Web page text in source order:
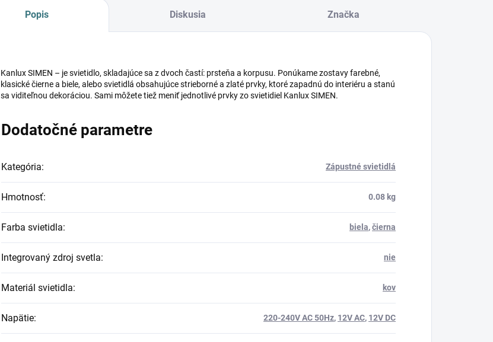
Popis Diskusia Značka
Kanlux SIMEN – je svietidlo, skladajúce sa z dvoch častí: prsteňa a korpusu. Ponúkame zostavy farebné,
klasické čierne a biele, alebo svietidlá obsahujúce strieborné a zlaté prvky, ktoré zapadnú do interiéru a stanú
sa viditeľnou dekoráciou. Sami môžete tiež meniť jednotlivé prvky zo svietidiel Kanlux SIMEN.
Dodatočné parametre
Kategória: Zápustné svietidlá
Hmotnosť: 0.08 kg
Farba svietidla: biela,čierna
Integrovaný zdroj svetla: nie
Materiál svietidla: kov
Napätie: 220-240V AC 50Hz, 12V AC, 12V DC